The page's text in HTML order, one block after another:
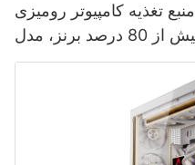
منبع تغذیه کامپیوتر رومیزی ESGAMING 550W با
کیفیت بالا و راندمان 85% و بیش از 80 درصد برنز، مدل
ESB550W